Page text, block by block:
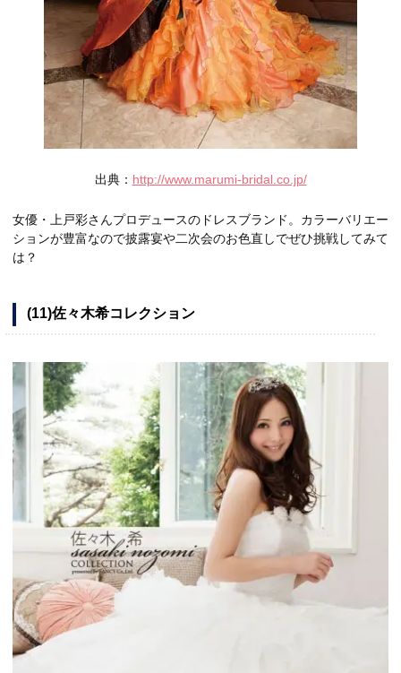
出典： http://www.marumi-bridal.co.jp/
女優・上戸彩さんプロデュースのドレスブランド。カラーバリエー
ションが豊富なので披露宴や二次会のお色直しでぜひ挑戦してみて
は？
(11)佐々木希コレクション